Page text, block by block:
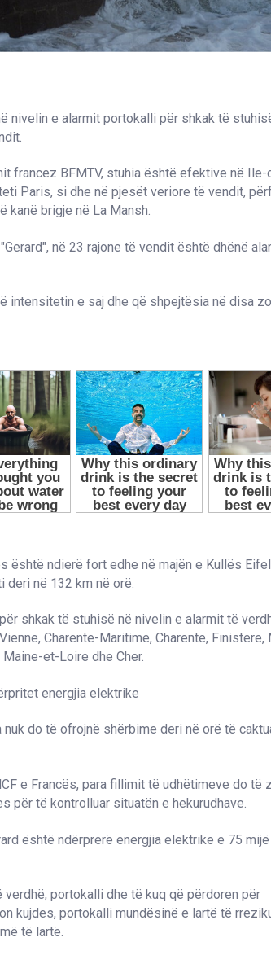
nivelin e alarmit portokalli për shkak të
francez BFMTV, stuhia është efektive në Ile-
Paris, si dhe në pjesët veriore të vendit,
kanë brigje në La Mansh.
në 23 rajone të vendit është dhënë
intensitetin e saj dhe që shpejtësia në disa
është ndierë fort edhe në majën e Kullës
në 132 km në orë.
shkak të stuhisë në nivelin e alarmit të
Charente-Maritime, Charente, Finistere,
et-Loire dhe Cher.
energjia elektrike
do të ofrojnë shërbime deri në orë të
e Francës, para fillimit të udhëtimeve do të
për të kontrolluar situatën e hekurudhave.
është ndërprerë energjia elektrike e 75
portokalli dhe të kuq që përdoren për
kujdes, portokalli mundësinë e lartë të
të lartë.